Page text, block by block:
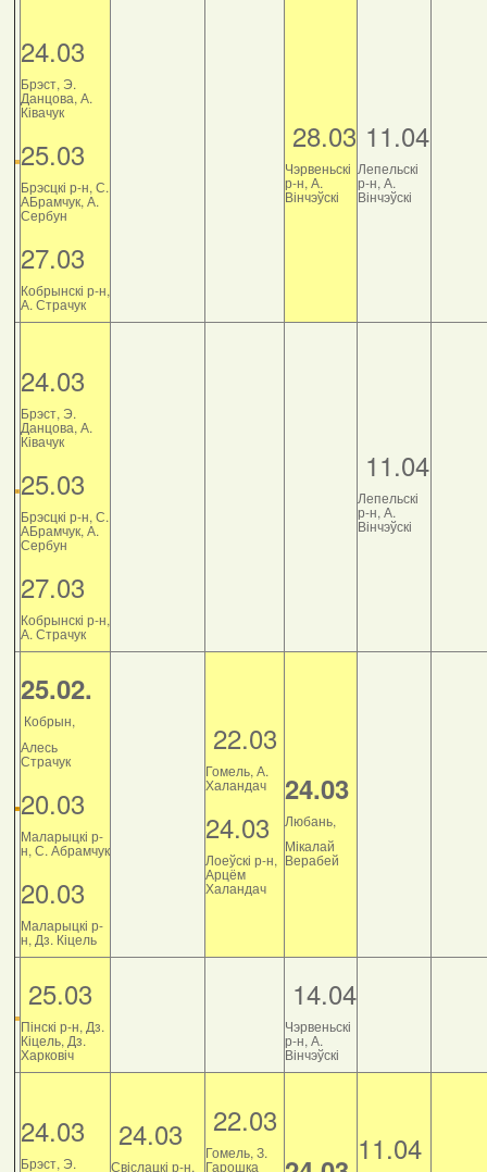
24.03
Брэст, Э.
Данцова, А.
Ківачук
25.03
Брэсцкі р-н, С.
АБрамчук, А.
Сербун
27.03
Кобрынскі р-н,
А. Страчук
28.03
Чэрвеньскі
р-н, А.
Вінчэўскі
11.04
Лепельскі
р-н, А.
Вінчэўскі
24.03
Брэст, Э.
Данцова, А.
Ківачук
25.03
Брэсцкі р-н, С.
АБрамчук, А.
Сербун
27.03
Кобрынскі р-н,
А. Страчук
11.04
Лепельскі
р-н, А.
Вінчэўскі
25.02.
Кобрын,
Алесь
Страчук
20.03
Маларыцкі р-
н, С. Абрамчук
20.03
Маларыцкі р-
н, Дз. Кіцель
22.03
Гомель, А.
Халандач
24.03
Лоеўскі р-н,
Арцём
Халандач
24.03
Любань,
Мікалай
Верабей
25.03
Пінскі р-н, Дз.
Кіцель, Дз.
Харковіч
14.04
Чэрвеньскі
р-н, А.
Вінчэўскі
24.03
Брэст, Э.
24.03
Свіслацкі р-н,
22.03
Гомель, З.
Гарошка 11.04